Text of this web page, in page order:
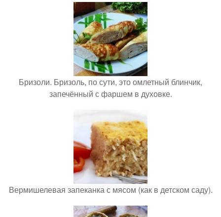
Бризоли. Бризоль, по сути, это омлетный блинчик,
запечённый с фаршем в духовке.
Вермишелевая запеканка с мясом (как в детском саду).